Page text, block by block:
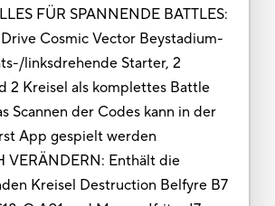
FÜR SPANNENDE BATTLES:
Cosmic Vector Beystadium-
linksdrehende Starter, 2
2 Kreisel als komplettes Battle
Scannen der Codes kann in der
App gespielt werden
VERÄNDERN: Enthält die
Kreisel Destruction Belfyre B7